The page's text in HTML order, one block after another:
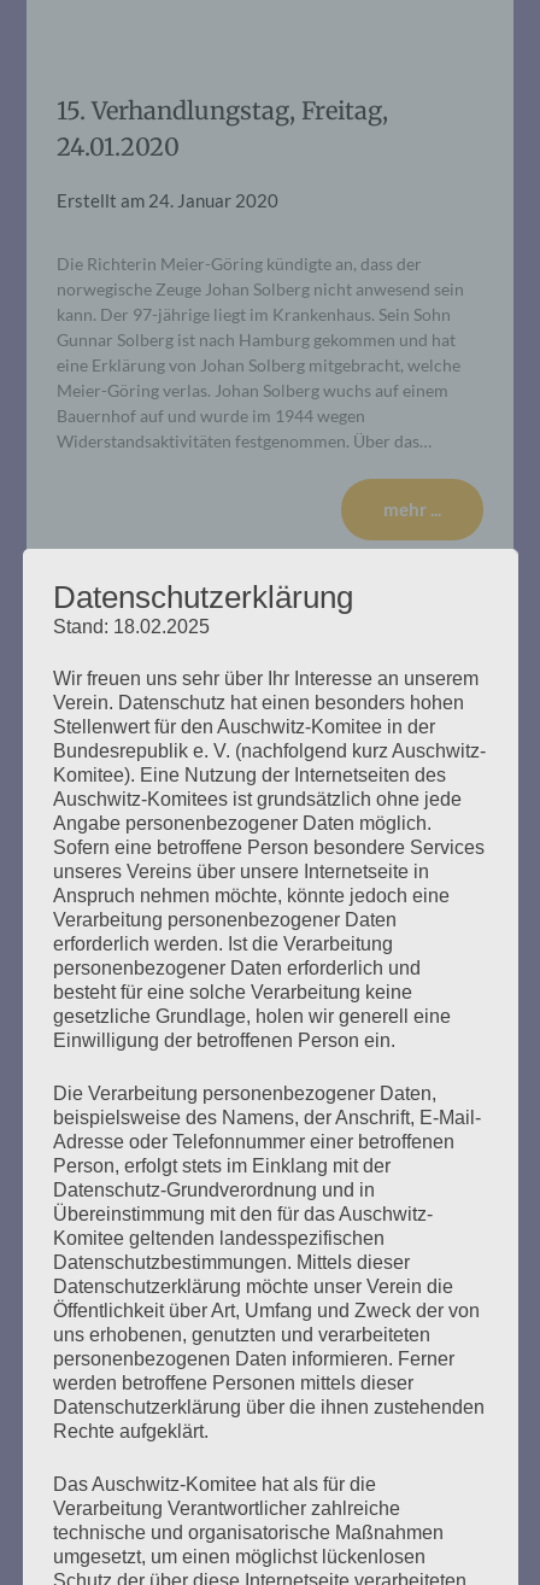
15. Verhandlungstag, Freitag,
24.01.2020
Erstellt am 24. Januar 2020
Die Richterin Meier-Göring kündigte an, dass der
norwegische Zeuge Johan Solberg nicht anwesend sein
kann. Der 97-jährige liegt im Krankenhaus. Sein Sohn
Gunnar Solberg ist nach Hamburg gekommen und hat
eine Erklärung von Johan Solberg mitgebracht, welche
Meier-Göring verlas. Johan Solberg wuchs auf einem
Bauernhof auf und wurde im 1944 wegen
Widerstandsaktivitäten festgenommen. Über das…
mehr ...
17.01.2020
Erstellt am17. Januar 2020
Zu Beginn der Sitzung erklärte die Richterin, dass der
Befangenheitsantrag von Rechtsanwalt Waterkamp
gegen den Gutachter Stefan Hördler abgewiesen wird. Es
gebe keine Gründe Misstrauen in die Unparteilichkeit des
Sachverständigeren zu haben. So widerspreche Hördler
nicht der Aussage von Bruno D., wonach sich dieser
nicht freiwillig zum Wachdienst im KZ Stutthof gemeldet
habe. Das Gutachten…
mehr ...
Seitennummerierung
der
Beiträge
Zurück 26
Der 8. Mai ist ein Tag der Hoffnung, ein Tag des
Nachdenkens!
Esther Bejarano - 26. Januar 2020
Datenschutzerklärung
Stand: 18.02.2025
Wir freuen uns sehr über Ihr Interesse an unserem
Verein. Datenschutz hat einen besonders hohen
Stellenwert für den Auschwitz-Komitee in der
Bundesrepublik e. V. (nachfolgend kurz Auschwitz-
Komitee). Eine Nutzung der Internetseiten des
Auschwitz-Komitees ist grundsätzlich ohne jede
Angabe personenbezogener Daten möglich.
Sofern eine betroffene Person besondere Services
unseres Vereins über unsere Internetseite in
Anspruch nehmen möchte, könnte jedoch eine
Verarbeitung personenbezogener Daten
erforderlich werden. Ist die Verarbeitung
personenbezogener Daten erforderlich und
besteht für eine solche Verarbeitung keine
gesetzliche Grundlage, holen wir generell eine
Einwilligung der betroffenen Person ein.
Die Verarbeitung personenbezogener Daten,
beispielsweise des Namens, der Anschrift, E-Mail-
Adresse oder Telefonnummer einer betroffenen
Person, erfolgt stets im Einklang mit der
Datenschutz-Grundverordnung und in
Übereinstimmung mit den für das Auschwitz-
Komitee geltenden landesspezifischen
Datenschutzbestimmungen. Mittels dieser
Datenschutzerklärung möchte unser Verein die
Öffentlichkeit über Art, Umfang und Zweck der von
uns erhobenen, genutzten und verarbeiteten
personenbezogenen Daten informieren. Ferner
werden betroffene Personen mittels dieser
Datenschutzerklärung über die ihnen zustehenden
Rechte aufgeklärt.
Das Auschwitz-Komitee hat als für die
Verarbeitung Verantwortlicher zahlreiche
technische und organisatorische Maßnahmen
umgesetzt, um einen möglichst lückenlosen
Schutz der über diese Internetseite verarbeiteten